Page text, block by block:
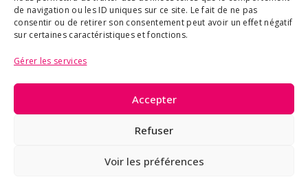
de navigation ou les ID uniques sur ce site. Le fait de ne pas
consentir ou de retirer son consentement peut avoir un effet négatif
sur certaines caractéristiques et fonctions.
Gérer les services
Accepter
Refuser
Voir les préférences
professionnel de la santé avant de prendre
une décision qui concerne votre
de confidentialité des données
sein Deschênes-Fabia
Conception site Web –Cobbox– mise à jour –